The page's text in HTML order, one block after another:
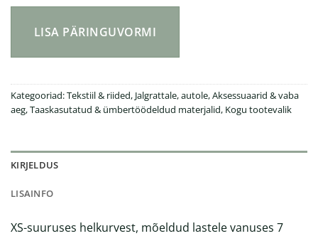
LISA PÄRINGUVORMI
Kategooriad:Tekstiil & riided, Jalgrattale, autole,Aksessuaarid & vaba
aeg,Taaskasutatud & ümbertöödeldud materjalid, Kogu tootevalik
KIRJELDUS
LISAINFO
XS-suuruses helkurvest, mõeldud lastele vanuses 7